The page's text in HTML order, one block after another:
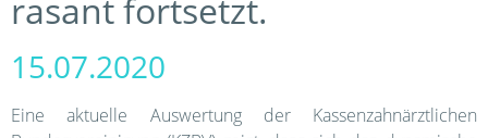
rasant fortsetzt.
15.07.2020
Eine aktuelle Auswertung der Kassenzahnärztlichen